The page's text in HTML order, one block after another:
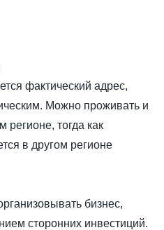
фактический адрес,
Можно проживать и
тогда как
в другом регионе
бизнес,
сторонних инвестиций.